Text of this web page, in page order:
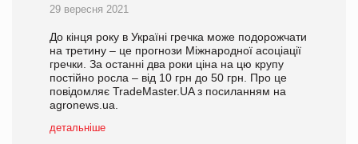
29 вересня 2021
До кінця року в Україні гречка може подорожчати
на третину – це прогнози Міжнародної асоціації
гречки. За останні два роки ціна на цю крупу
постійно росла – від 10 грн до 50 грн. Про це
повідомляє TradeMaster.UA з посиланням на
agronews.ua.
детальніше